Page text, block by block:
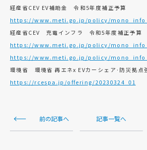
経産省CEV EV補助金 令和5年度補正予算
https://www.meti.go.jp/policy/
経産省CEV 充電インフラ 令和5年度補正予算
https://www.meti.go.jp/policy/
https://www.meti.go.jp/policy/
環境省 環境省 再エネx EVカーシェア·防災拠
https://rcespa.jp/offering/20230324_01
前の記事へ 記事一覧へ